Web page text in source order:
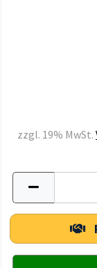
zzgl. 19% MwSt.